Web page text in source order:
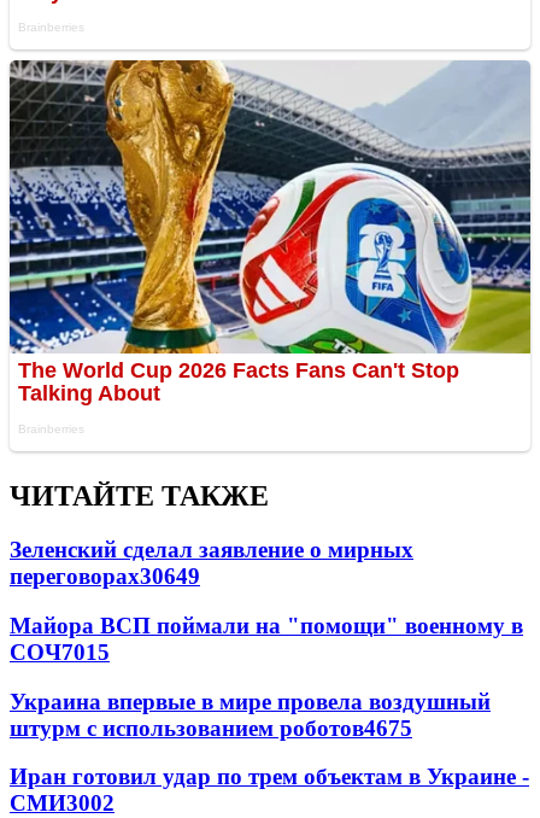
ЧИТАЙТЕ ТАКЖЕ
Зеленский сделал заявление о мирных
переговорах30649
Майора ВСП поймали на "помощи" военному в
СОЧ7015
Украина впервые в мире провела воздушный
штурм с использованием роботов4675
Иран готовил удар по трем объектам в Украине -
СМИ3002